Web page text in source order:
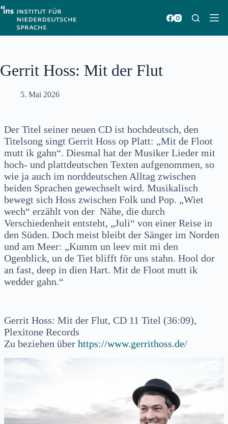
Zum
Inhalt
springen
Gerrit Hoss: Mit der Flut
5. Mai 2026
Der Titel seiner neuen CD ist hochdeutsch, den
Titelsong singt Gerrit Hoss op Platt: „Mit de Floot
mutt ik gahn“. Diesmal hat der Musiker Lieder mit
hoch- und plattdeutschen Texten aufgenommen, so
wie ja auch im norddeutschen Alltag zwischen
beiden Sprachen gewechselt wird. Musikalisch
bewegt sich Hoss zwischen Folk und Pop. „Wiet
wech“ erzählt von der Nähe, die durch
Verschiedenheit entsteht, „Juli“ von einer Reise in
den Süden. Doch meist bleibt der Sänger im Norden
und am Meer: „Kumm un leev mit mi den
Ogenblick, un de Tiet blifft för uns stahn. Hool dor
an fast, deep in dien Hart. Mit de Floot mutt ik
wedder gahn.“
Gerrit Hoss: Mit der Flut, CD 11 Titel (36:09),
Plexitone Records
Zu beziehen über https://www.gerrithoss.de/